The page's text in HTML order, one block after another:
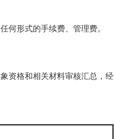
形式的手续费、管理费。
资格和相关材料审核汇总，经